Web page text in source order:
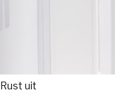
Rust uit